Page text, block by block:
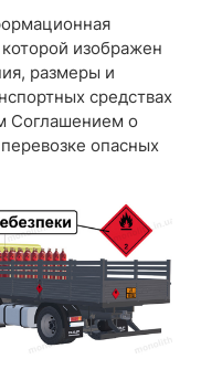
изображен
размеры и
средствах
Соглашением о
опасных